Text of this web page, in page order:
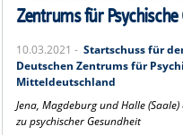
FORSCHUNG
ÜBER UNS
INTERNATIONAL
INTRANET
Zentrums für
10.03.2021 - Startschuss für
Deutschen Zentrums für
Mitteldeutschland
Jena, Magdeburg und Halle
zu psychischer Gesundheit